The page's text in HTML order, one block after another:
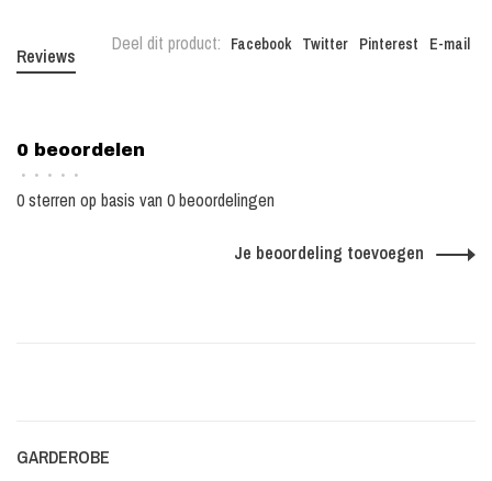
Deel dit product: Facebook Twitter Pinterest E-mail
Reviews
0 beoordelen
• • • • •
0 sterren op basis van 0 beoordelingen
Je beoordeling toevoegen
GARDEROBE